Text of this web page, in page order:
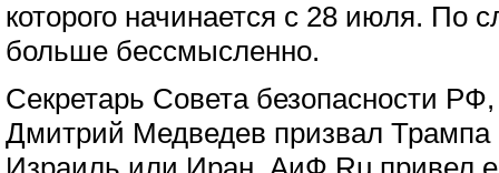
которого начинается с 28 июля. По
больше бессмысленно.
Секретарь Совета безопасности
Дмитрий Медведев призвал